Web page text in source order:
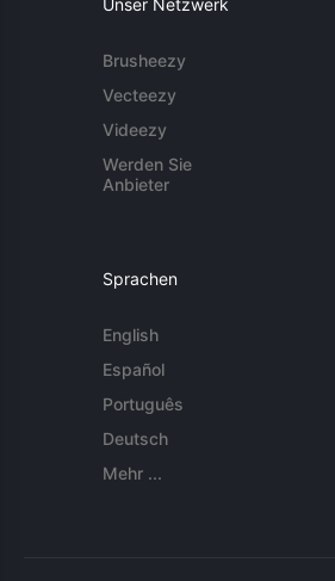
Unser Netzwerk
Brusheezy
Vecteezy
Videezy
Werden Sie
Anbieter
Sprachen
English
Español
Português
Deutsch
Mehr ...